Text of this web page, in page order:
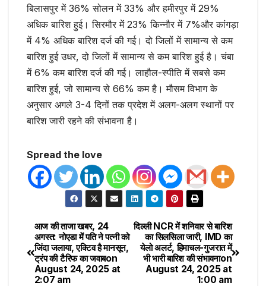
बिलासपुर में 36% सोलन में 33% और हमीरपुर में 29%
अधिक बारिश हुई। सिरमौर में 23% किन्नौर में 7%और कांगड़ा
में 4% अधिक बारिश दर्ज की गई। दो जिलों में सामान्य से कम
बारिश हुई उधर, दो जिलों में सामान्य से कम बारिश हुई है। चंबा
में 6% कम बारिश दर्ज की गई। लाहौल-स्पीति में सबसे कम
बारिश हुई, जो सामान्य से 66% कम है। मौसम विभाग के
अनुसार अगले 3-4 दिनों तक प्रदेश में अलग-अलग स्थानों पर
बारिश जारी रहने की संभावना है।
Spread the love
दिल्ली NCR में शनिवार से बारिश
का सिलसिला जारी, IMD का
येलो अलर्ट, हिमाचल-गुजरात में
भी भारी बारिश की संभावना​on
August 24, 2025 at
1:00 am
आज की ताजा खबर, 24
अगस्त: नोएडा में पति ने पत्नी को
जिंदा जलाया, एक्टिव है मानसून,
ट्रंप की टैरिफ का जवाब​on
August 24, 2025 at
2:07 am